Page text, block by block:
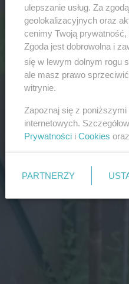
ulepszanie usług. Za
geolokalizacyjnych oraz
cenimy Twoją
Zgoda jest dobrowolna i
się w lewym dolnym rogu
ale masz prawo
witrynie.
Zapoznaj się z
internetowych.
Prywatności i Cookies
PARTNERZY